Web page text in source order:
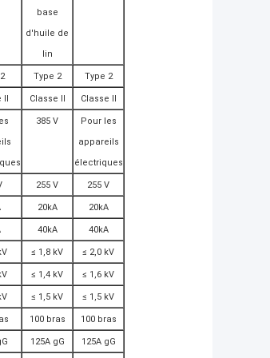
base
d'huile de
lin
Type 2 Type 2
Classe II Classe II
385 V
Pour les
appareils
électriques
255 V 255 V
20kA 20kA
40kA 40kA
≤ 1,8 kV ≤ 2,0 kV
≤ 1,4 kV ≤ 1,6 kV
≤ 1,5 kV ≤ 1,5 kV
100 bras 100 bras
125A gG 125A gG